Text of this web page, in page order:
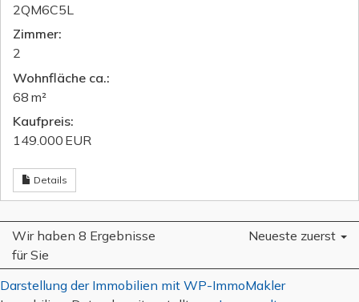
2QM6C5L
Zimmer:
2
Wohnfläche ca.:
68 m²
Kaufpreis:
149.000 EUR
Details
Wir haben 8 Ergebnisse
für Sie
Neueste zuerst
Darstellung der Immobilien mit WP-ImmoMakler